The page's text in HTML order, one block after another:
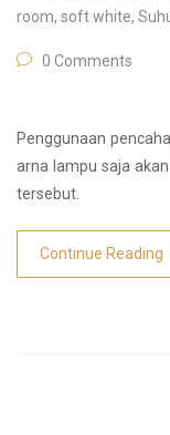
room, soft white,
0 Comments
Penggunaan
arna lampu saja
tersebut.
Continue Reading